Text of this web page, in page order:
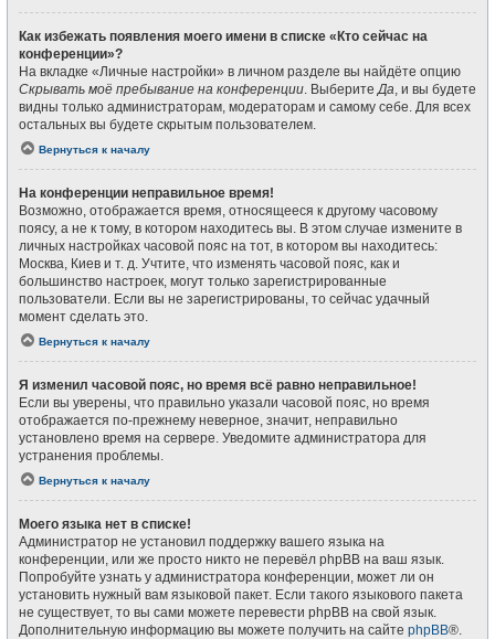
Как избежать появления моего имени в списке «Кто сейчас на
конференции»?
На вкладке «Личные настройки» в личном разделе вы найдёте опцию
Скрывать моё пребывание на конференции. ВыберитеДа, и вы будете
видны только администраторам, модераторам и самому себе. Для всех
остальных вы будете скрытым пользователем.
Вернуться к началу
На конференции неправильное время!
Возможно, отображается время, относящееся к другому часовому
поясу, а не к тому, в котором находитесь вы. В этом случае измените в
личных настройках часовой пояс на тот, в котором вы находитесь:
Москва, Киев и т. д. Учтите, что изменять часовой пояс, как и
большинство настроек, могут только зарегистрированные
пользователи. Если вы не зарегистрированы, то сейчас удачный
момент сделать это.
Вернуться к началу
Я изменил часовой пояс, но время всё равно неправильное!
Если вы уверены, что правильно указали часовой пояс, но время
отображается по-прежнему неверное, значит, неправильно
установлено время на сервере. Уведомите администратора для
устранения проблемы.
Вернуться к началу
Моего языка нет в списке!
Администратор не установил поддержку вашего языка на
конференции, или же просто никто не перевёл phpBB на ваш язык.
Попробуйте узнать у администратора конференции, может ли он
установить нужный вам языковой пакет. Если такого языкового пакета
не существует, то вы сами можете перевести phpBB на свой язык.
Дополнительную информацию вы можете получить на сайте phpBB®.